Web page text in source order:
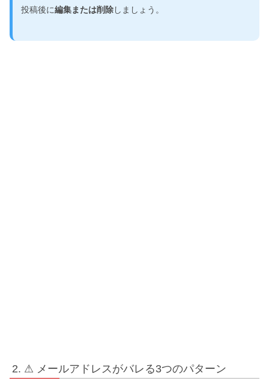
投稿後に編集または削除しましょう。
⚠ メールアドレスがバレる3つのパターン